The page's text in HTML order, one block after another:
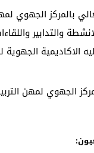
بالمركز الجهوي
والتدابير
الاكاديمية الجهوية
الجهوي لمهن